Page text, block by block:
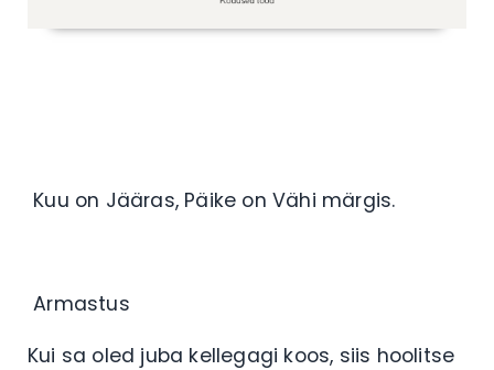
Kuu on Jääras, Päike on Vähi märgis.
Armastus
Kui sa oled juba kellegagi koos, siis hoolitse